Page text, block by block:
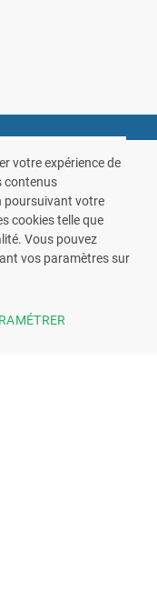
?
patient
votre expérience de
contenus
poursuivant votre
cookies telle que
Vous pouvez
vos paramètres sur